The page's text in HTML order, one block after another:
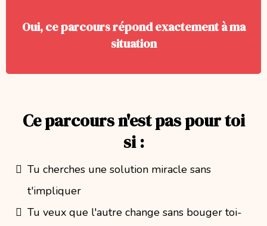
Oui, ce parcours répond exactement à ma
situation
Ce parcours n'est pas pour toi
si :
Tu cherches une solution miracle sans
t'impliquer
Tu veux que l'autre change sans bouger toi-